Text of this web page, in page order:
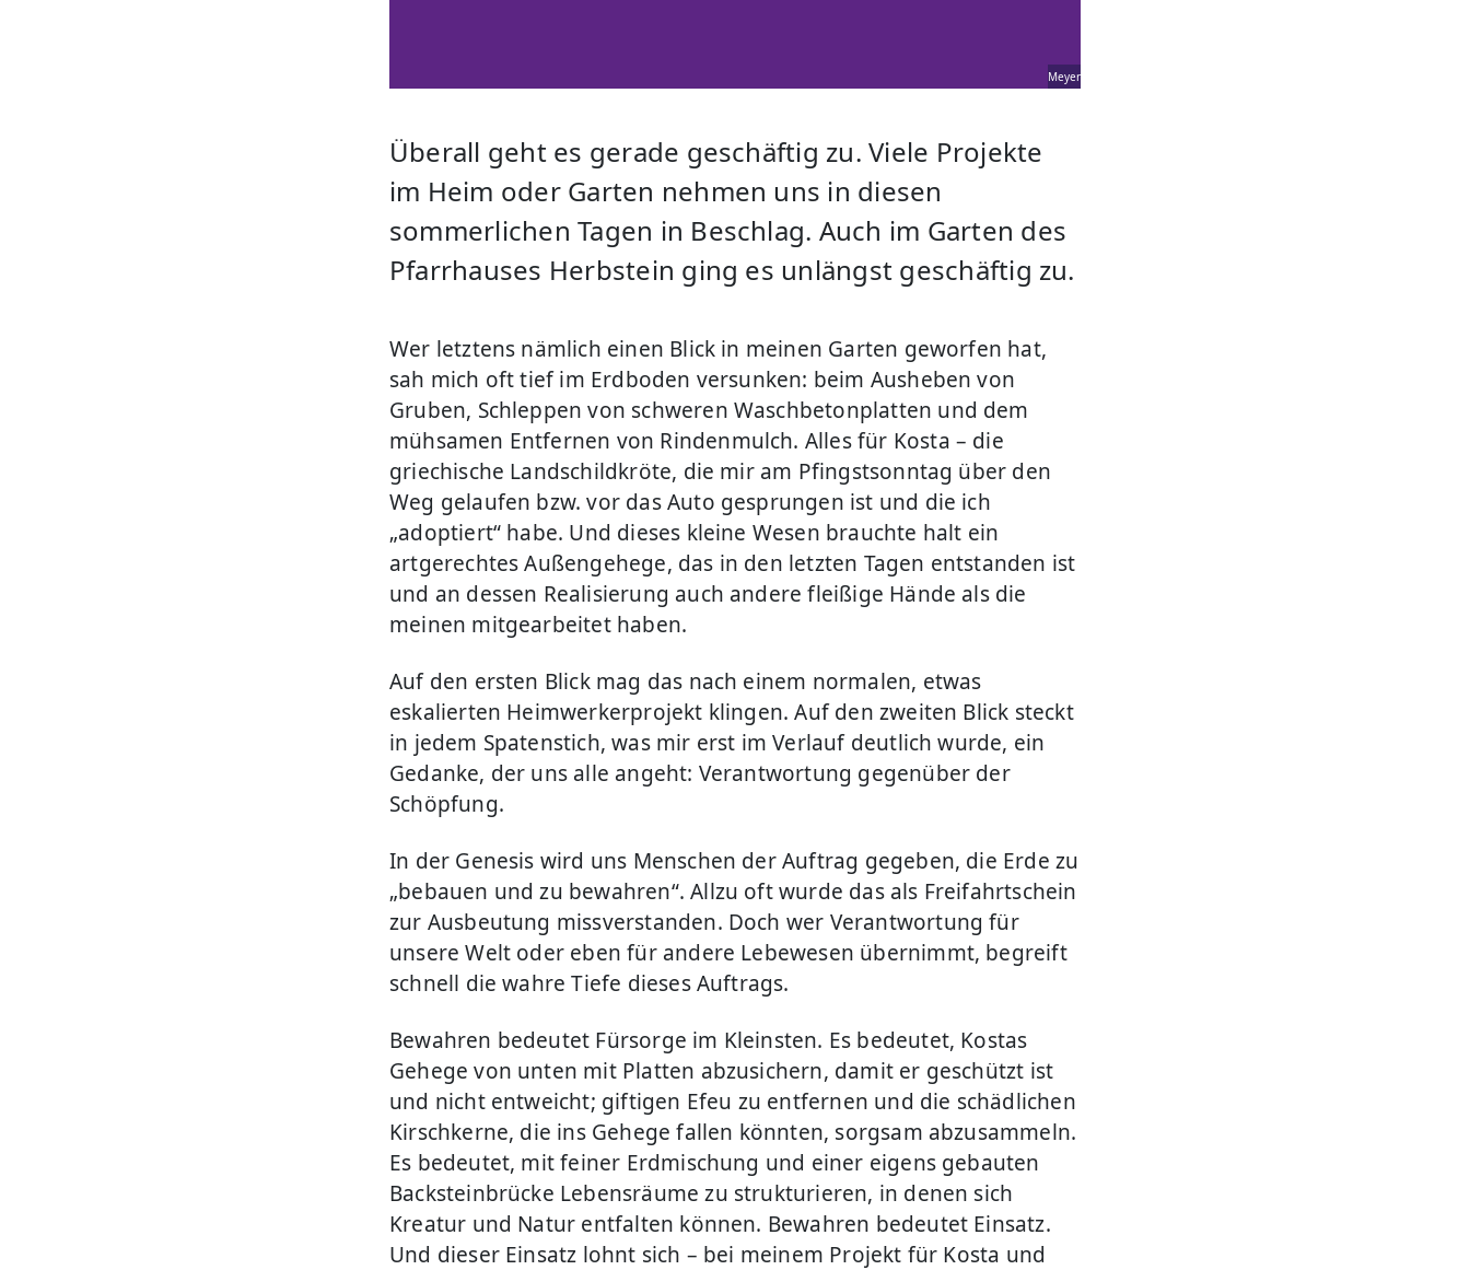
Meyer
Überall geht es gerade geschäftig zu. Viele Projekte
im Heim oder Garten nehmen uns in diesen
sommerlichen Tagen in Beschlag. Auch im Garten des
Pfarrhauses Herbstein ging es unlängst geschäftig zu.
Wer letztens nämlich einen Blick in meinen Garten geworfen hat,
sah mich oft tief im Erdboden versunken: beim Ausheben von
Gruben, Schleppen von schweren Waschbetonplatten und dem
mühsamen Entfernen von Rindenmulch. Alles für Kosta – die
griechische Landschildkröte, die mir am Pfingstsonntag über den
Weg gelaufen bzw. vor das Auto gesprungen ist und die ich
„adoptiert“ habe. Und dieses kleine Wesen brauchte halt ein
artgerechtes Außengehege, das in den letzten Tagen entstanden ist
und an dessen Realisierung auch andere fleißige Hände als die
meinen mitgearbeitet haben.
Auf den ersten Blick mag das nach einem normalen, etwas
eskalierten Heimwerkerprojekt klingen. Auf den zweiten Blick steckt
in jedem Spatenstich, was mir erst im Verlauf deutlich wurde, ein
Gedanke, der uns alle angeht: Verantwortung gegenüber der
Schöpfung.
In der Genesis wird uns Menschen der Auftrag gegeben, die Erde zu
„bebauen und zu bewahren“. Allzu oft wurde das als Freifahrtschein
zur Ausbeutung missverstanden. Doch wer Verantwortung für
unsere Welt oder eben für andere Lebewesen übernimmt, begreift
schnell die wahre Tiefe dieses Auftrags.
Bewahren bedeutet Fürsorge im Kleinsten. Es bedeutet, Kostas
Gehege von unten mit Platten abzusichern, damit er geschützt ist
und nicht entweicht; giftigen Efeu zu entfernen und die schädlichen
Kirschkerne, die ins Gehege fallen könnten, sorgsam abzusammeln.
Es bedeutet, mit feiner Erdmischung und einer eigens gebauten
Backsteinbrücke Lebensräume zu strukturieren, in denen sich
Kreatur und Natur entfalten können. Bewahren bedeutet Einsatz.
Und dieser Einsatz lohnt sich – bei meinem Projekt für Kosta und